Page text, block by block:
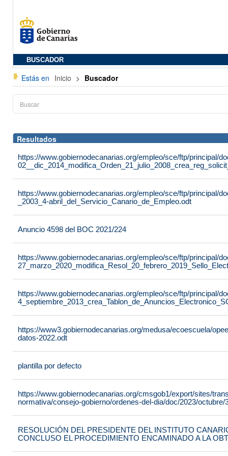
BUSCADOR
Estás en Inicio > Buscador
Resultados
https://www.gobiernodecanarias.org/empleo/sce/ftp/principal/
https://www.gobiernodecanarias.org/empleo/sce/ftp/principal/
_2003_4-abril_del_Servicio_Canario_de_Empleo.odt
Anuncio 4598 del BOC 2021/224
https://www.gobiernodecanarias.org/empleo/sce/ftp/principal/
https://www.gobiernodecanarias.org/empleo/sce/ftp/principal/
https://www3.gobiernodecanarias.org/medusa/ecoescuela/
datos-2022.odt
plantilla por defecto
https://www.gobiernodecanarias.org/cmsgob1/export/sites/
normativa/consejo-gobierno/ordenes-del-dia/doc/2023/
RESOLUCIÓN DEL PRESIDENTE DEL INSTITUTO
CONCLUSO EL PROCEDIMIENTO ENCAMINADO A LA